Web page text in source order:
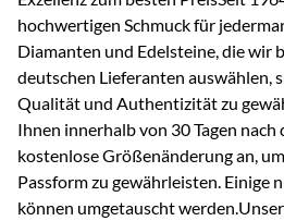
hochwertigen Schmuck für
Diamanten und Edelsteine, die wir
deutschen Lieferanten auswählen,
Qualität und Authentizität zu
Ihnen innerhalb von 30 Tagen nach
kostenlose Größenänderung an,
Passform zu gewährleisten. Einige
können umgetauscht